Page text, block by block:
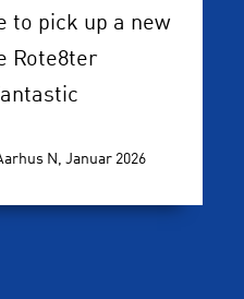
to pick up a new
Rote8ter
N, Januar 2026